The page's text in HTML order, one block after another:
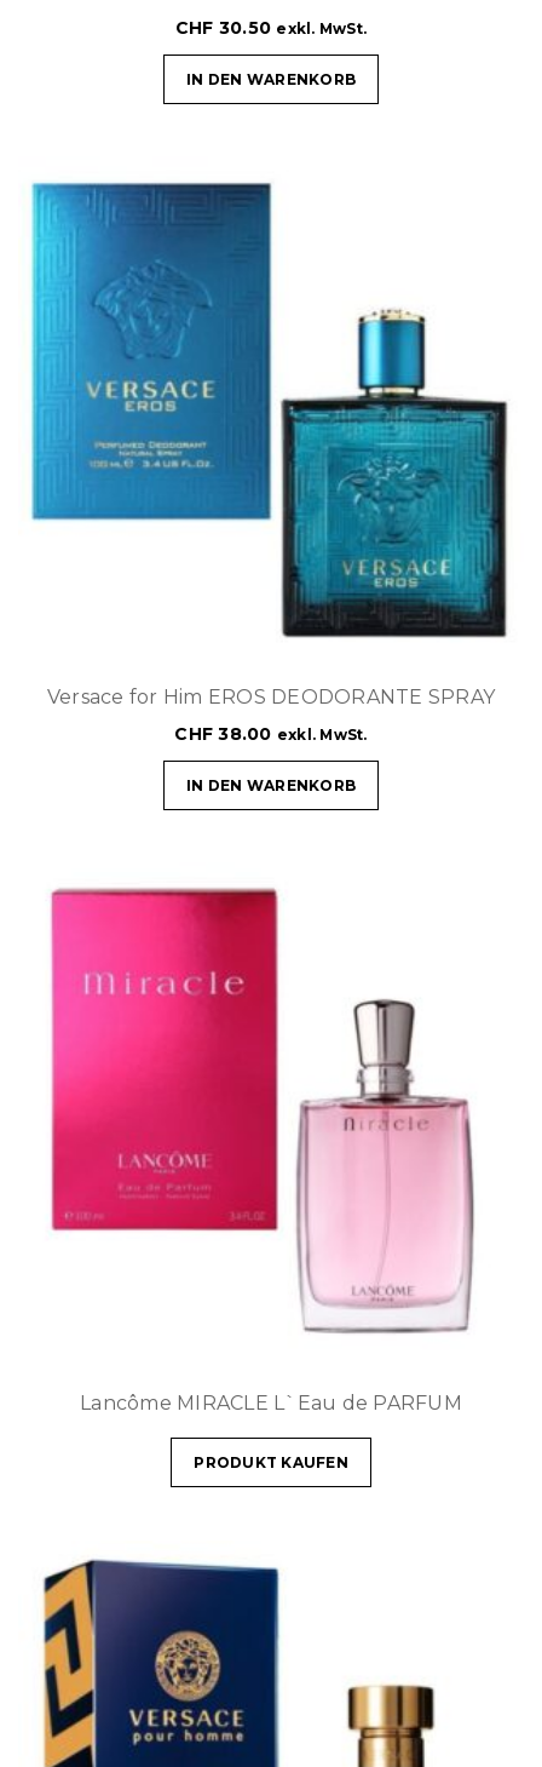
CHF 30.50 exkl. MwSt.
IN DEN WARENKORB
Versace for Him EROS DEODORANTE SPRAY
CHF 38.00 exkl. MwSt.
IN DEN WARENKORB
Lancôme MIRACLE L`Eau de PARFUM
PRODUKT KAUFEN